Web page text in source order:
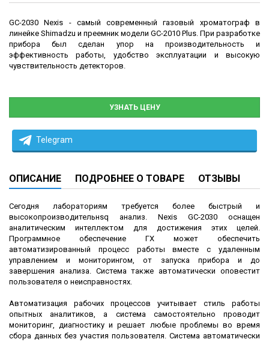
GC-2030 Nexis - cамый современный газовый хроматограф в
линейке Shimadzu и преемник модели GC-2010 Plus. При разработке
прибора был сделан упор на производительность и
эффективность работы, удобство эксплуатации и высокую
чувствительность детекторов.
УЗНАТЬ ЦЕНУ
Telegram
ОПИСАНИЕ ПОДРОБНЕЕ О ТОВАРЕ ОТЗЫВЫ
Сегодня лабораториям требуется более быстрый и
высокопроизводительнsq анализ. Nexis GC-2030 оснащен
аналитическим интеллектом для достижения этих целей.
Программное обеспечение ГХ может обеспечить
автоматизированный процесс работы вместе с удаленным
управлением и мониторингом, от запуска прибора и до
завершения анализа. Система также автоматически оповестит
пользователя о неисправностях.
Автоматизация рабочих процессов учитывает стиль работы
опытных аналитиков, а система самостоятельно проводит
мониторинг, диагностику и решает любые проблемы во время
сбора данных без участия пользователя. Система автоматически